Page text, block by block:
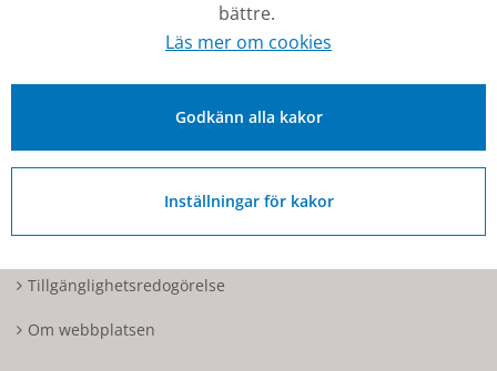
Fakturaadress: Box 97, 544 22 Hjo
Organisationsnummer: 212000-1728
Tillgänglighetsdatabasen
Tillgänglighetsredogörelse
Om webbplatsen
bättre.
Läs mer om cookies
Godkänn alla kakor
Inställningar för kakor